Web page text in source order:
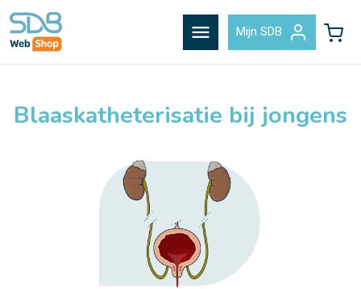
menu Mijn SDB
Blaaskatheterisatie bij jongens